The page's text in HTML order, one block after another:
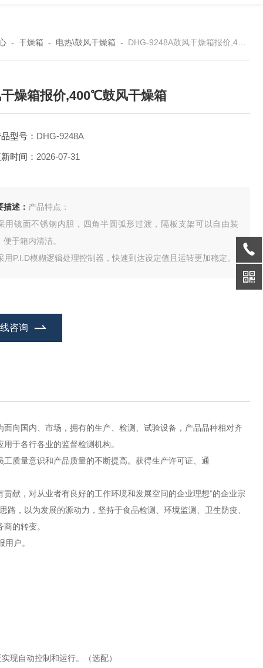
- 干燥箱 - 电热\鼓风干燥箱 - DHG-9248A鼓风干燥箱报价,400℃鼓风干燥箱
燥箱报价,400℃鼓风干燥箱
型号： DHG-9248A
时间： 2026-07-31
描述： 产品特点：
用镜面不锈钢内胆，四角半圆弧形过渡，隔板支架可以自由装
便于箱内清洁。
用P.I.D模糊逻辑处理控制器，快速到达设定值且运转更加稳定。
咨询
向国内、市场，拥有的生产、检测、试验设备，产品品种相对齐
于各行各业的监督检测机构。
质量意识和产品质量的不断提高。获得生产许可证、通
献，对从业者有良好的工作环境和发展空间的企业理想”的企业宗
，以为发展的源动力，坚持于食品检测、环境监测、卫生防疫、
的转变。
户。
现自动控制和运行。（选配）